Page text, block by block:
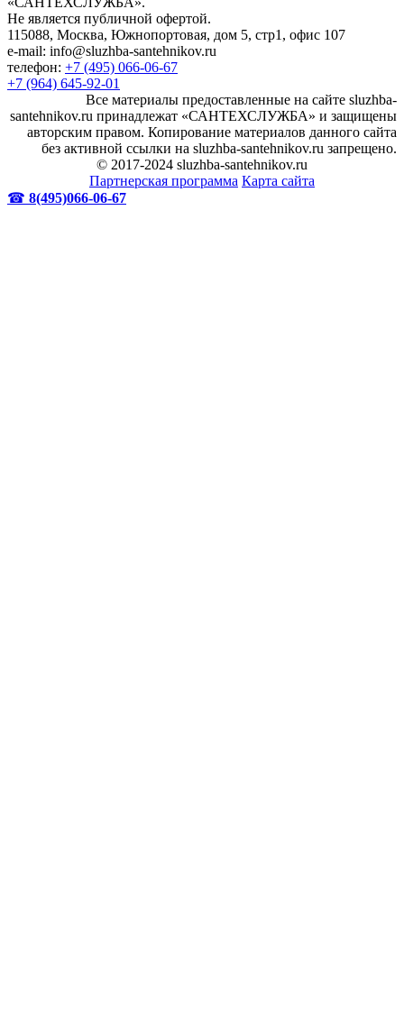
Не является публичной офертой.
115088, Москва, Южнопортовая, дом 5, стр1, офис 107
e-mail: info@sluzhba-santehnikov.ru
телефон: +7 (495) 066-06-67
+7 (964) 645-92-01
Все материалы предоставленные на сайте sluzhba-
santehnikov.ru принадлежат «САНТЕХСЛУЖБА» и защищены
авторским правом. Копирование материалов данного сайта
без активной ссылки на sluzhba-santehnikov.ru запрещено.
© 2017-2024 sluzhba-santehnikov.ru
Партнерская программа Карта сайта
☎ 8(495)066-06-67